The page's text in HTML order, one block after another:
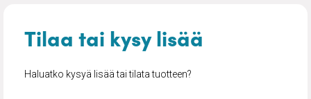
Tilaa tai kysy lisää
Haluatko kysyä lisää tai tilata tuotteen?